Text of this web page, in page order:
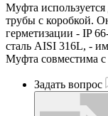
Муфта
трубы с коробкой.
герметизации - IP
сталь AISI 316L, -
Муфта совместима
Задать вопрос